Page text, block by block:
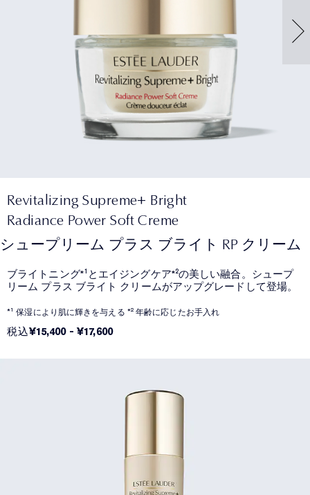
Revitalizing Supreme+ Bright
Radiance Power Soft Creme
シュープリーム プラス ブライト RP クリーム
ブライトニング*¹とエイジングケア*²の美しい融合。シュープ
リーム プラス ブライト クリームがアップグレードして登場。
*¹ 保湿により肌に輝きを与える *² 年齢に応じたお手入れ
税込¥15,400-¥17,600